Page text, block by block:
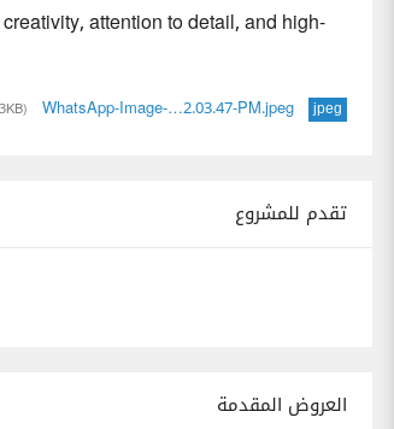
attention to detail, and high-
jpeg
WhatsApp-Image-…2.03.47-PM.jpeg
(14.93KB)
تقدم للمشروع
العروض المقدمة